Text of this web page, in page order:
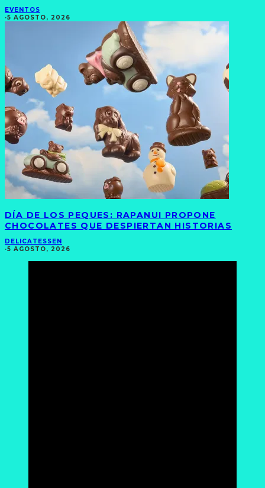
EVENTOS
·5 AGOSTO, 2026
DÍA DE LOS PEQUES: RAPANUI PROPONE
CHOCOLATES QUE DESPIERTAN HISTORIAS
DELICATESSEN
·5 AGOSTO, 2026